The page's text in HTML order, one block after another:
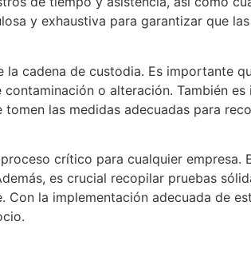
y exhaustiva para garantizar que
cadena de custodia. Es importante
o alteración. También
las medidas adecuadas para
crítico para cualquier empresa.
es crucial recopilar pruebas
la implementación adecuada de